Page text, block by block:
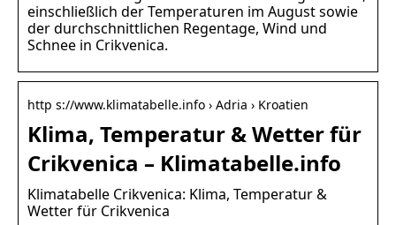
einschließlich der Temperaturen im August sowie
der durchschnittlichen Regentage, Wind und
Schnee in Crikvenica.
http s://www.klimatabelle.info › Adria › Kroatien
Klima, Temperatur & Wetter für
Crikvenica – Klimatabelle.info
Klimatabelle Crikvenica: Klima, Temperatur &
Wetter für Crikvenica